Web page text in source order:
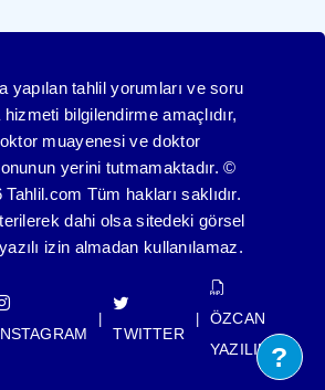
yapılan tahlil yorumları ve soru
bilgilendirme amaçlıdır,
muayenesi ve doktor
yerini tutmamaktadır. ©
Tüm hakları saklıdır.
dahi olsa sitedeki görsel
izin almadan kullanılamaz.
|
TWITTER
|
ÖZCAN
YAZILIM ?